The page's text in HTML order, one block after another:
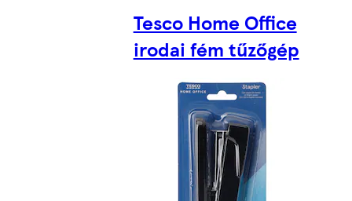
Tesco Home Office
irodai fém tűzőgép